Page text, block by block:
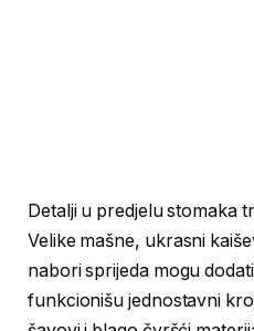
Detalji u predjelu stomaka
Velike mašne, ukrasni
nabori sprijeda mogu
funkcionišu jednostavni